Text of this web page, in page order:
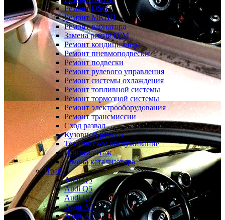
Ремонт DSG
Ремонт МКПП
Ремонт вариатора
Замена ремня ГРМ
Ремонт кондиционера
Ремонт пневмоподвески
Ремонт подвески
Ремонт рулевого управления
Ремонт системы охлаждения
Ремонт топливной системы
Ремонт тормозной системы
Ремонт электрооборудования
Ремонт трансмиссии
Сход развал
Кузовной ремонт
Техническое обслуживание
Шиномонтаж
Замена катализатора
Прайс
Audi Q3
Audi Q5
Audi Q7
Ауди А1
Ауди А3